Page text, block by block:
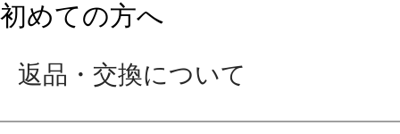
初めての方へ
返品・交換について